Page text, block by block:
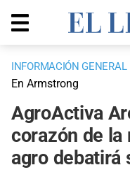
INFORMACIÓN GENERAL
En Armstrong
AgroActiva
corazón de la
agro debatirá